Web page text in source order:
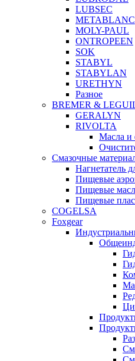
LUBSEC
METABLANC
MOLY-PAUL
ONTROPEEN
SOK
STABYL
STABYLAN
URETHYN
Разное
BREMER &
GERALYN
RIVOLTA
Масла и
Смазочные
Нагнетатель
Пищевые
Пищевые
Пищевые
COGELSA
Foxgear